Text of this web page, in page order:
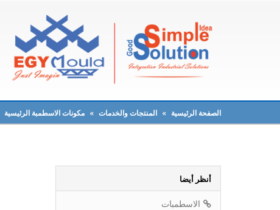
الصفحة الرئيسية » المنتجات والخدمات » مكونات الاسطمبة الرئيسية
أنظر أيضا
الاسطمبات